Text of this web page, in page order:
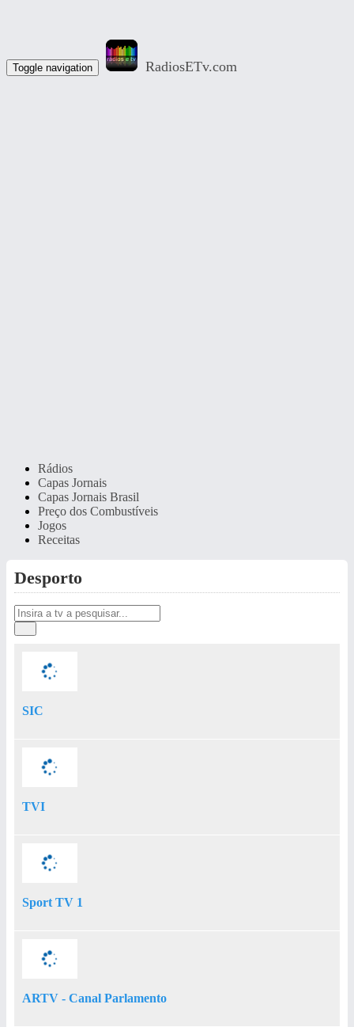
Toggle navigation RadiosETv.com
Rádios
Capas Jornais
Capas Jornais Brasil
Preço dos Combustíveis
Jogos
Receitas
Desporto
SIC
TVI
Sport TV 1
ARTV - Canal Parlamento